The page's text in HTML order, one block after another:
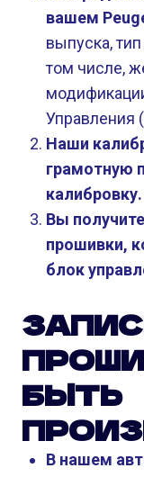
вашем
выпуска,
том числе,
Управления
Наши
грамотную
калибровку.
Вы
прошивки,
блок
БЫТЬ
В нашем